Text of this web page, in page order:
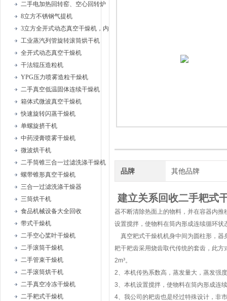
二手电加热回转窑、空心回转炉
8立方不锈钢气提机
3立方全开式动态真空干燥机，内部耙式搅拌
工业蒸汽列管旋转滚筒烘干机
全开式动态真空干燥机
干法辊压造粒机
YPG压力喷雾造粒干燥机
二手真空低温固体连续干燥机
箱体式微波真空干燥机
快速旋转闪蒸干燥机
单螺旋挤干机
中药浸膏喷雾干燥机
微波烘干机
二手筒锥三合一过滤洗涤干燥机
螺带锥形真空干燥机
三合一过滤洗涤干燥器
三筒烘干机
食品机械设备大全回收
带式干燥机
二手空心桨叶干燥机
二手滚筒干燥机
二手管束干燥机
二手滚筒烘干机
二手真空冷冻干燥机
二手耙式干燥机
品牌 其他品牌
建立关系回收二手耙式
器不断清除热面上的物料，并在容器内
设置搅拌，使物料在筒内形成连续循环
真空耙式干燥机机身中间为圆柱形，器
耙干耙齿采用烧齿取代传统的套齿，此
2m³。
2、本机传热系数高，蒸发量大，蒸发强
3、本机设置搅拌，使物料在筒内形成连
4、我公司的耙齿也是经过特殊设计，非